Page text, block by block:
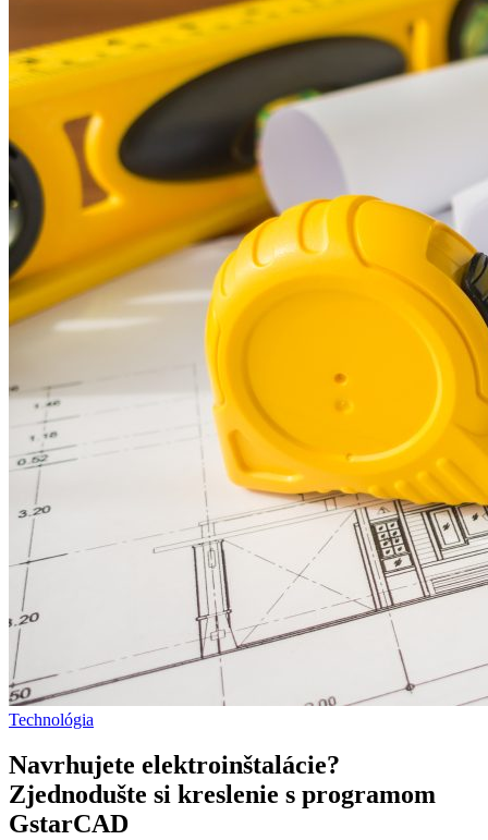
Technológia
Navrhujete elektroinštalácie?
Zjednodušte si kreslenie s programom
GstarCAD